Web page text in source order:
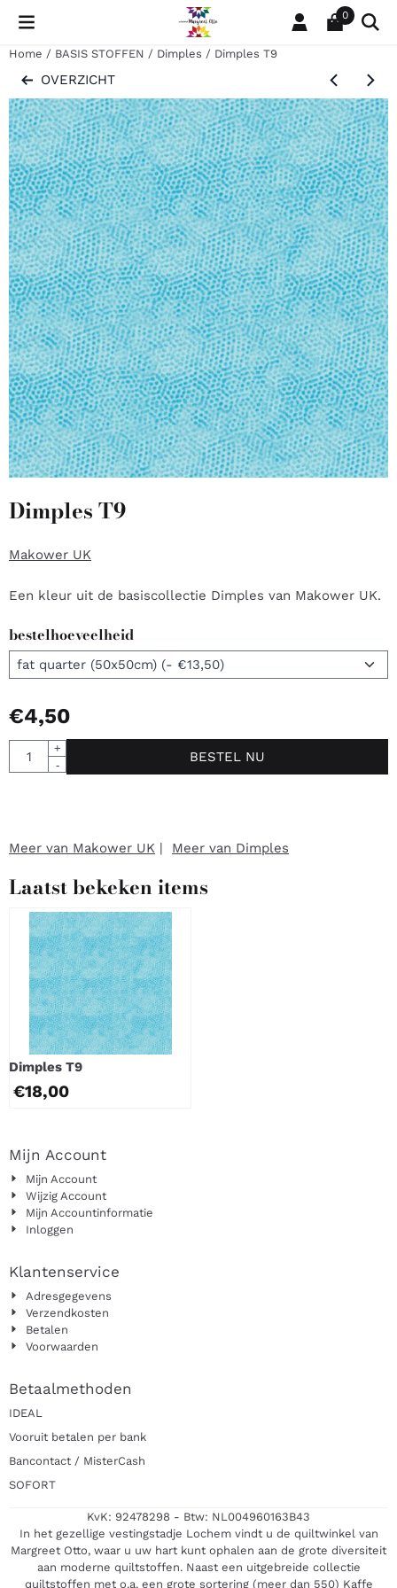
Cookievoorkeuren zijn momenteel gesloten. 0
Home / BASIS STOFFEN / Dimples / Dimples T9
OVERZICHT
Dimples T9
Makower UK
Een kleur uit de basiscollectie Dimples van Makower UK.
bestelhoeveelheid
€4,50
Aantal
+
-
BESTEL NU
Meer van Makower UK | Meer van Dimples
Laatst bekeken items
Dimples T9
€18,00
Mijn Account
Mijn Account
Wijzig Account
Mijn Accountinformatie
Inloggen
Klantenservice
Adresgegevens
Verzendkosten
Betalen
Voorwaarden
Betaalmethoden
IDEAL
Vooruit betalen per bank
Bancontact / MisterCash
SOFORT
KvK: 92478298 - Btw: NL004960163B43
In het gezellige vestingstadje Lochem vindt u de quiltwinkel van
Margreet Otto, waar u uw hart kunt ophalen aan de grote diversiteit
aan moderne quiltstoffen. Naast een uitgebreide collectie
quiltstoffen met o.a. een grote sortering (meer dan 550) Kaffe